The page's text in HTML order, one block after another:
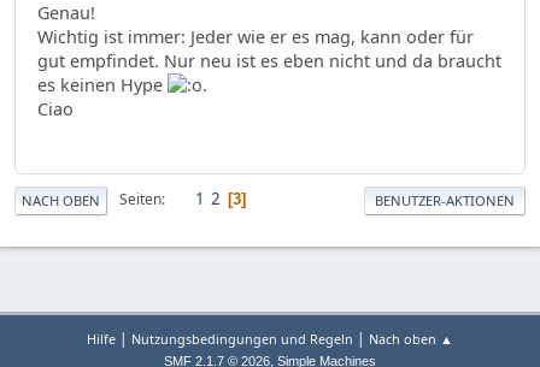
Genau!
Wichtig ist immer: Jeder wie er es mag, kann oder für
gut empfindet. Nur neu ist es eben nicht und da braucht
es keinen Hype
.
Ciao
NACH OBEN Seiten 1 2 3 BENUTZER-AKTIONEN
Hilfe | Nutzungsbedingungen und Regeln | Nach oben ▲
SMF 2.1.7 © 2026, Simple Machines